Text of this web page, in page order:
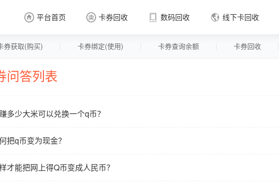
 平台首页  卡券回收
 卡券回收
 数码回收  线下卡回收
券获取(购买) 卡券绑定(使用) 卡券查询余额 卡券回收
问答列表
多少大米可以兑换一个q币？
把q币变为现金？
才能把网上得Q币变成人民币？